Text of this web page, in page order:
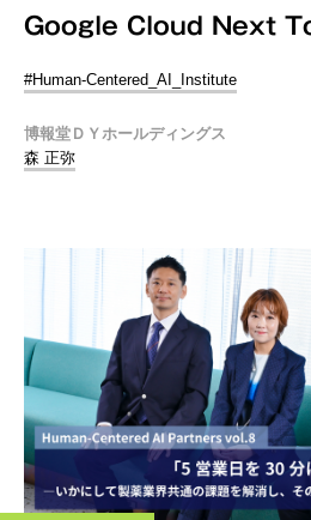
Google Cloud Next
#Human-Centered_AI_Institute
博報堂ＤＹホールディングス
森 正弥